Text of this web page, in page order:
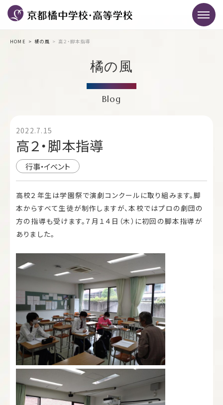
HOME 橘の風 高２・脚本指導
橘の風
Blog
2022.7.15
高２・脚本指導
行事・イベント
高校２年生は学園祭で演劇コンクールに取り組みます。脚
本からすべて生徒が制作しますが、本校ではプロの劇団の
方の指導も受けます。７月１４日（木）に初回の脚本指導が
ありました。